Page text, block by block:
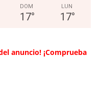
DOM
17°
LUN
17°
anuncio! ¡Comprueba